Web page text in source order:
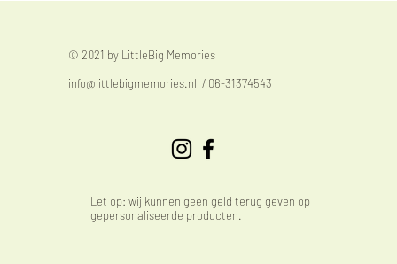
© 2021 by LittleBig Memories
info@littlebigmemories.nl / 06-31374543
Let op: wij kunnen geen geld terug geven op
gepersonaliseerde producten.